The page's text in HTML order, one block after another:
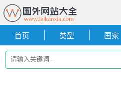
首页 类型 国家